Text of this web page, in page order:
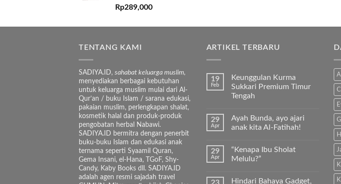
Rp289,000
TENTANG KAMI
SADIYA.ID, sahabat keluarga muslim,
menyediakan berbagai kebutuhan
untuk keluarga muslim mulai dari Al-
Qur’an / buku Islam / sarana edukasi,
pakaian muslim, perlengkapan shalat,
kosmetik halal dan produk-produk
pengobatan herbal Nabawi.
SADIYA.ID bermitra dengan penerbit
buku-buku Islam dan edukasi anak
ternama seperti Syaamil Quran,
Gema Insani, el-Hana, TGoF, Shy-
Candy, Kaby Books dll. SADIYA.ID
adalah agen resmi sajadah travel
ARTIKEL TERBARU
19
Feb
Keunggulan Kurma
Sukkari Premium Timur
Tengah
komentar
Keunggulan
Premium
Timur
Tengah
29
Apr
Ayah Bunda, ayo ajari
anak kita Al-Fatihah!
komentar
pada
Ayah
ajari
29
Apr
“Kenapa Ibu Sholat
Melulu?”
komentar
23
Hindari Bahaya Gadget,